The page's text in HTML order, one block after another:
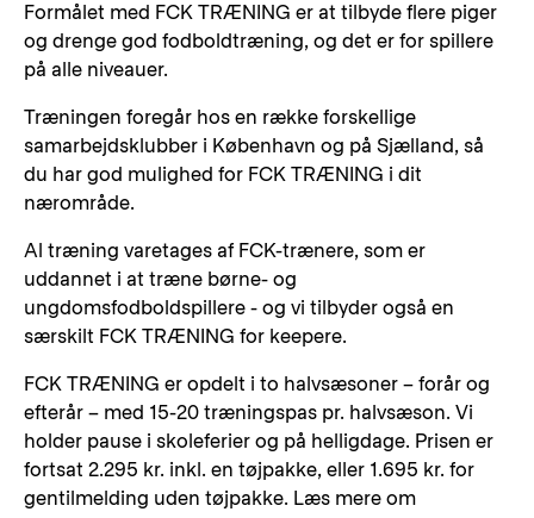
Formålet med FCK TRÆNING er at tilbyde flere piger
og drenge god fodboldtræning, og det er for spillere
på alle niveauer.
Træningen foregår hos en række forskellige
samarbejdsklubber i København og på Sjælland, så
du har god mulighed for FCK TRÆNING i dit
nærområde.
Al træning varetages af FCK-trænere, som er
uddannet i at træne børne- og
ungdomsfodboldspillere - og vi tilbyder også en
særskilt FCK TRÆNING for keepere.
FCK TRÆNING er opdelt i to halvsæsoner – forår og
efterår – med 15-20 træningspas pr. halvsæson. Vi
holder pause i skoleferier og på helligdage. Prisen er
fortsat 2.295 kr. inkl. en tøjpakke, eller 1.695 kr. for
gentilmelding uden tøjpakke. Læs mere om